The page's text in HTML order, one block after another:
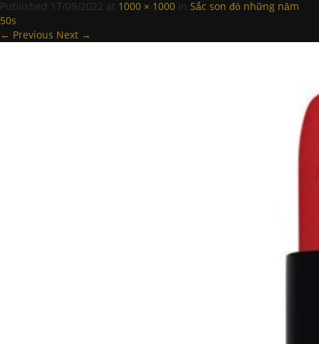
Published 17/09/2022 at 1000 × 1000 in Sắc son đỏ những năm
50s.
← Previous Next →